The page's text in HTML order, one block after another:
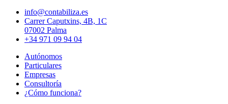
info@contabiliza.es
Carrer Caputxins, 4B, 1C
07002 Palma
+34 971 09 94 04
Autónomos
Particulares
Empresas
Consultoría
¿Cómo funciona?